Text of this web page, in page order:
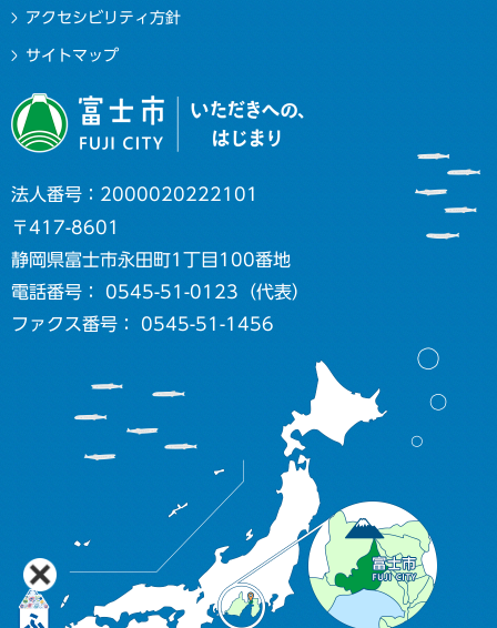
アクセシビリティ方針
サイトマップ
法人番号：2000020222101
〒417-8601
静岡県富士市永田町1丁目100番地
電話番号： 0545-51-0123（代表）
ファクス番号： 0545-51-1456